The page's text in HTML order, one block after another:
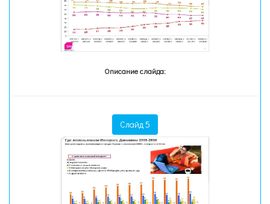
Описание слайда:
Слайд 5